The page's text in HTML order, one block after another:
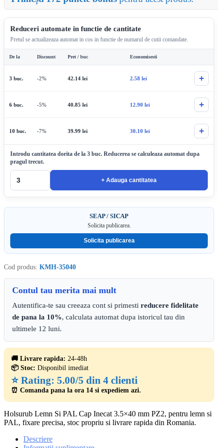
Reduceri automate in functie de cantitate
Pretul se actualizeaza automat in cos in functie de numarul de cutii comandate.
De la Discount Pret / buc Economisesti
3 buc. -2% 42.14 lei 2.58 lei +
6 buc. -5% 40.85 lei 12.90 lei +
10 buc. -7% 39.99 lei 30.10 lei +
Introdu cantitatea dorita de la 3 buc. Reducerea se calculeaza automat dupa
pragul trecut.
+ Adauga cantitatea
SEAP / SICAP
Solicita publicarea.
Solicita publicarea
Cod produs: KMH-35040
Contul tau merita mai mult
Autentifica-te sau creeaza cont si primesti reducere fidelitate
de pana la 10%, calculata automat dupa istoricul tau din
ultimele 12 luni.
🚚 Livrare rapida: 24-48h
📦 Stoc: Disponibil imediat
⭐ Rating: 5.00/5 din 4 clienti
⏰ Comanda pana la ora 14 si expediem azi.
Holsurub Lemn Si PAL Cap Inecat 3.5×40 mm PZ2, pentru lemn si
PAL, fixare precisa, stoc propriu si livrare rapida din Romania.
Descriere